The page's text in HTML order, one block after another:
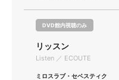
DVD館内視聴のみ
リッスン
Listen ／ ECOUTE
ミロスラブ・セベスティク